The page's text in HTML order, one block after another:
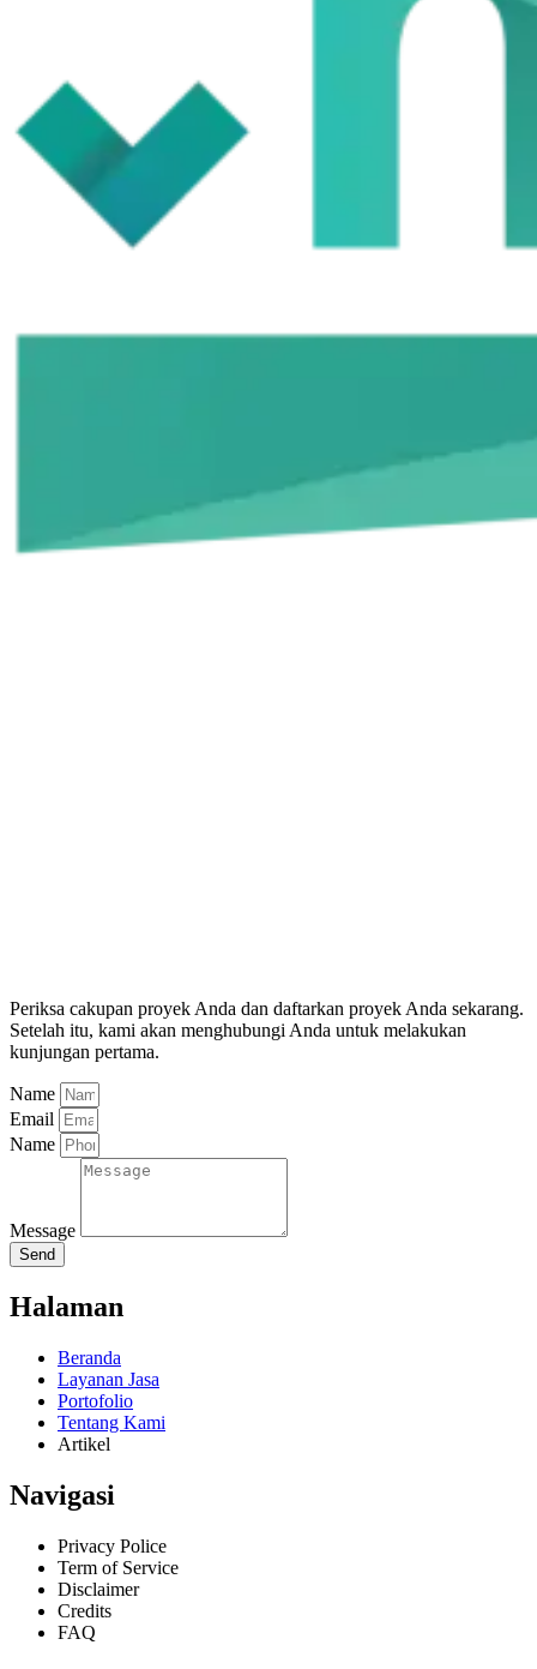
Periksa cakupan proyek Anda dan daftarkan proyek Anda sekarang.
Setelah itu, kami akan menghubungi Anda untuk melakukan
kunjungan pertama.
Name
Email
Name
Message
Send
Halaman
Beranda
Layanan Jasa
Portofolio
Tentang Kami
Artikel
Navigasi
Privacy Police
Term of Service
Disclaimer
Credits
FAQ